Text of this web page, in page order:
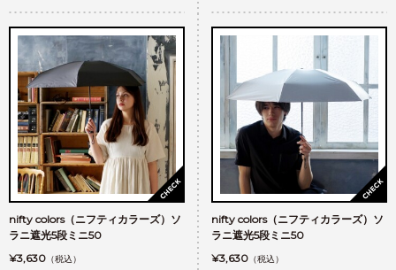
nifty colors（ニフティカラーズ）ソ
ラニ遮光5段ミニ50
¥3,630 （税込）
nifty colors（ニフティカラーズ）ソ
ラニ遮光5段ミニ50
¥3,630 （税込）